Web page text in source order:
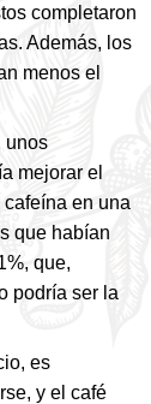
completaron
Además, los
menos el
unos
mejorar el
en una
que habían
que,
podría ser la
es
y el café